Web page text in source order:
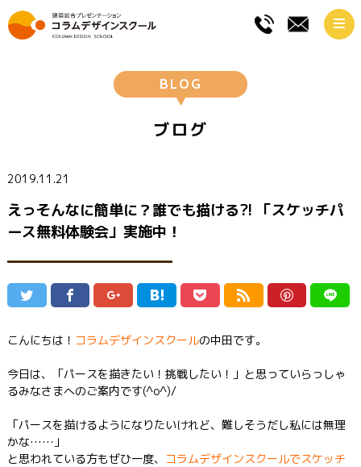
BLOG
ブログ
2019.11.21
えっそんなに簡単に？誰でも描ける?! 「スケッチパ
ース無料体験会」実施中！
こんにちは！ コラムデザインスクールの中田です。
今日は、「パースを描きたい！挑戦したい！」と思っていらっしゃ
るみなさまへのご案内です(^o^)/
「パースを描けるようになりたいけれど、難しそうだし私には無理
かな……」
と思われている方もぜひ一度、
コラムデザインスクールでスケッチ